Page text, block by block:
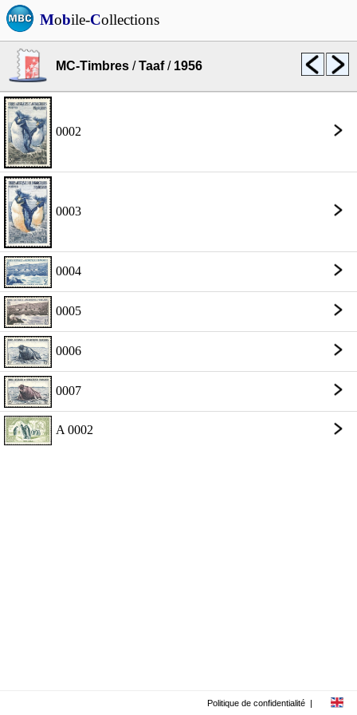
Mobile-Collections
MC-Timbres /Taaf/ 1956
0002
0003
0004
0005
0006
0007
A 0002
Politique de confidentialité |